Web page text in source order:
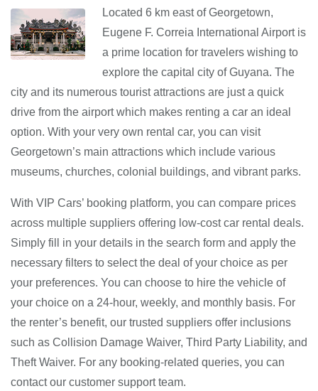
Located 6 km east of Georgetown,
Eugene F. Correia International Airport is
a prime location for travelers wishing to
explore the capital city of Guyana. The
city and its numerous tourist attractions are just a quick
drive from the airport which makes renting a car an ideal
option. With your very own rental car, you can visit
Georgetown’s main attractions which include various
museums, churches, colonial buildings, and vibrant parks.
With VIP Cars’ booking platform, you can compare prices
across multiple suppliers offering low-cost car rental deals.
Simply fill in your details in the search form and apply the
necessary filters to select the deal of your choice as per
your preferences. You can choose to hire the vehicle of
your choice on a 24-hour, weekly, and monthly basis. For
the renter’s benefit, our trusted suppliers offer inclusions
such as Collision Damage Waiver, Third Party Liability, and
Theft Waiver. For any booking-related queries, you can
contact our customer support team.